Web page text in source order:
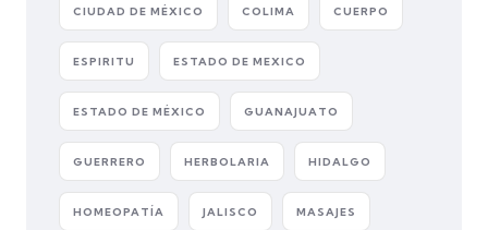
CIUDAD DE MÉXICO COLIMA CUERPO
ESPIRITU ESTADO DE MEXICO
ESTADO DE MÉXICO GUANAJUATO
GUERRERO HERBOLARIA HIDALGO
HOMEOPATÍA JALISCO MASAJES